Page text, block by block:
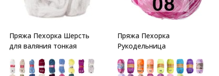
Пряжа Пехорка Шерсть
для валяния тонкая
Пряжа Пехорка
Рукодельница